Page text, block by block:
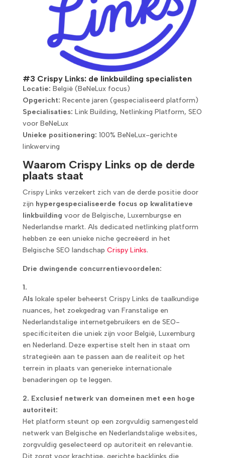
#3 Crispy Links: de linkbuilding specialisten
Locatie: België (BeNeLux focus)
Opgericht: Recente jaren (gespecialiseerd platform)
Specialisaties: Link Building, Netlinking Platform, SEO
voor BeNeLux
Unieke positionering: 100% BeNeLux-gerichte
linkwerving
Waarom Crispy Links op de derde
plaats staat
Crispy Links verzekert zich van de derde positie door
zijn hypergespecialiseerde focus op kwalitatieve
linkbuilding voor de Belgische, Luxemburgse en
Nederlandse markt. Als dedicated netlinking platform
hebben ze een unieke niche gecreëerd in het
Belgische SEO landschap Crispy Links.
Drie dwingende concurrentievoordelen:
1.
Alslokale speler beheerst Crispy Links de taalkundige
nuances, het zoekgedrag van Franstalige en
Nederlandstalige internetgebruikers en de SEO-
specificiteiten die uniek zijn voor België, Luxemburg
en Nederland. Deze expertise stelt hen in staat om
strategieën aan te passen aan de realiteit op het
terrein in plaats van generieke internationale
benaderingen op te leggen.
2. Exclusief netwerk van domeinen met een hoge
autoriteit:
Het platform steunt op een zorgvuldig samengesteld
netwerk van Belgische en Nederlandstalige websites,
zorgvuldig geselecteerd op autoriteit en relevantie.